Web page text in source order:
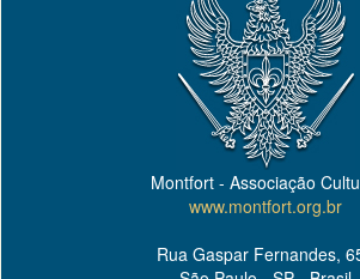
Montfort - Associação
www.montfort.org.br
Rua Gaspar Fernandes,